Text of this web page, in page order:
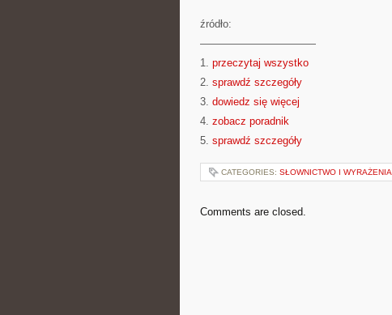
źródło:
———————————
1. przeczytaj wszystko
2. sprawdź szczegóły
3. dowiedz się więcej
4. zobacz poradnik
5. sprawdź szczegóły
CATEGORIES: SŁOWNICTWO I WYRAŻENIA
Comments are closed.